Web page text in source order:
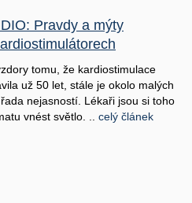
Pravdy a mýty
tomu, že kardiostimulace
už 50 let, stále je okolo malých
nejasností. Lékaři jsou si toho
vnést světlo. .. celý článek